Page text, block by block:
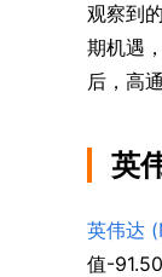
观察到
期机遇
后，高
英
英伟达
值-